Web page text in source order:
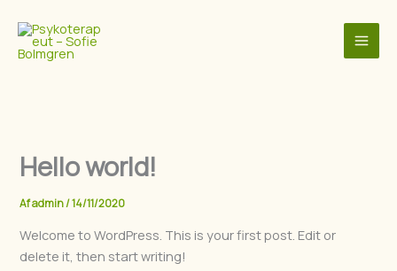
indholdet
Hello world!
Afadmin/14/11/2020
Welcome to WordPress. This is your first post. Edit or
delete it, then start writing!